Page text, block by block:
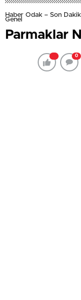
Haber Odak – Son
Genel
Parmaklar
0